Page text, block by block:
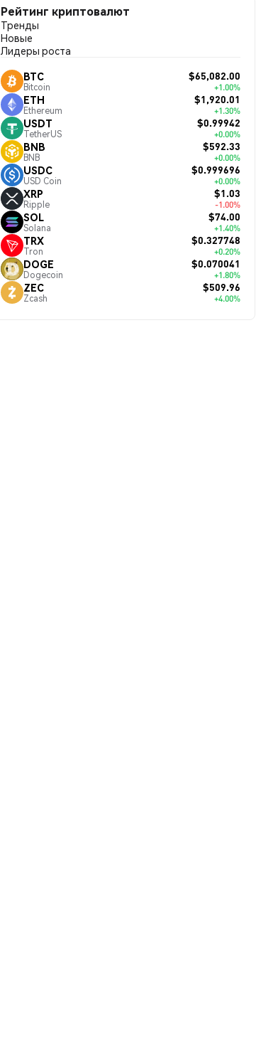
Рейтинг криптовалют
Тренды
Новые
Лидеры роста
BTC
Bitcoin
$65,082.00
+1.00%
ETH
Ethereum
$1,920.01
+1.30%
USDT
TetherUS
$0.99942
+0.00%
BNB
BNB
$592.33
+0.00%
USDC
USD Coin
$0.999696
+0.00%
XRP
Ripple
$1.03
-1.00%
SOL
Solana
$74.00
+1.40%
TRX
Tron
$0.327748
+0.20%
DOGE
Dogecoin
$0.070041
+1.80%
ZEC
Zcash
$509.96
+4.00%